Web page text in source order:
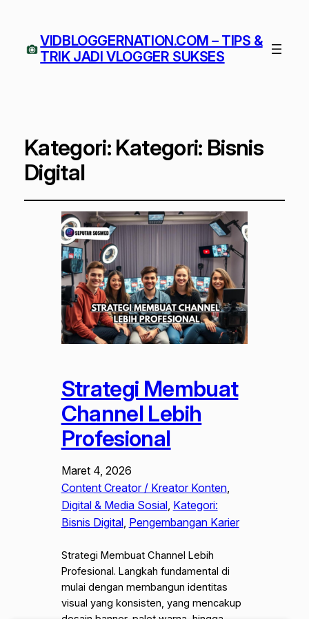
VIDBLOGGERNATION.COM – TIPS &
TRIK JADI VLOGGER SUKSES
Kategori: Kategori: Bisnis
Digital
Strategi Membuat
Channel Lebih
Profesional
Maret 4, 2026
Content Creator / Kreator Konten
Digital & Media Sosial, Kategori:
Bisnis Digital, Pengembangan Karier
Strategi Membuat Channel Lebih
Profesional. Langkah fundamental di
mulai dengan membangun identitas
visual yang konsisten, yang mencakup